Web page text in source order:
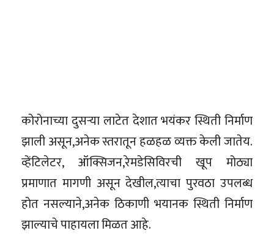
कोरोनाच्या दुसऱ्या लाटेत देशात भयंकर स्थिती निर्माण
झाली असून,अनेक स्तरातून हळहळ व्यक्त केली जातेय.
व्हेंटिलेटर, ऑक्सिजन,रेमडेसिविरची खूप मोठ्या
प्रमाणात मागणी असून देखील,त्याचा पुरवठा उपलब्ध
होत नसल्याने,अनेक ठिकाणी भयानक स्थिती निर्माण
झाल्याचे पाहायला मिळत आहे.